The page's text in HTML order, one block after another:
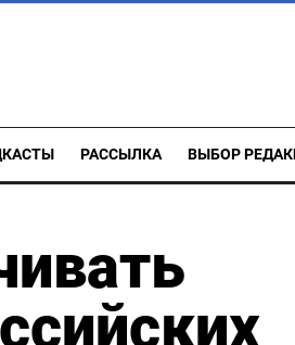
РАССЫЛКА ВЫБОР